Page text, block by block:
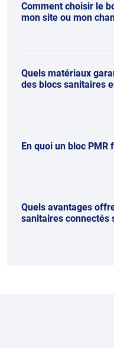
Comment choisir le
mon site ou mon
Quels matériaux
des blocs sanitaires
En quoi un bloc PMR
Quels avantages
sanitaires connectés